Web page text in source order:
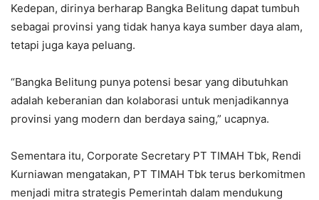
Kedepan, dirinya berharap Bangka Belitung dapat tumbuh
sebagai provinsi yang tidak hanya kaya sumber daya alam,
tetapi juga kaya peluang.
“Bangka Belitung punya potensi besar yang dibutuhkan
adalah keberanian dan kolaborasi untuk menjadikannya
provinsi yang modern dan berdaya saing,” ucapnya.
Sementara itu, Corporate Secretary PT TIMAH Tbk, Rendi
Kurniawan mengatakan, PT TIMAH Tbk terus berkomitmen
menjadi mitra strategis Pemerintah dalam mendukung